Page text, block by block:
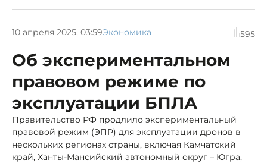
10 апреля 2025, 03:59Экономика 595
Об экспериментальном
правовом режиме по
эксплуатации БПЛА
Правительство РФ продлило экспериментальный
правовой режим (ЭПР) для эксплуатации дронов в
нескольких регионах страны, включая Камчатский
край, Ханты-Мансийский автономный округ – Югра,